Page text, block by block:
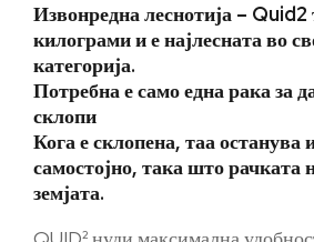
Извонредна леснотија –
килограми и е најлесната во
категорија.
Потребна е само една рака за
склопи
Кога е склопена, таа останува
самостојно, така што рачката
земјата.